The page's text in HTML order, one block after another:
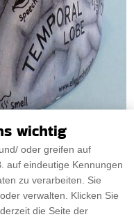
Ihren Stil mit einem
wichtig
oder greifen auf
auf eindeutige Kennungen
zu verarbeiten. Sie
verwalten. Klicken Sie
die Seite der